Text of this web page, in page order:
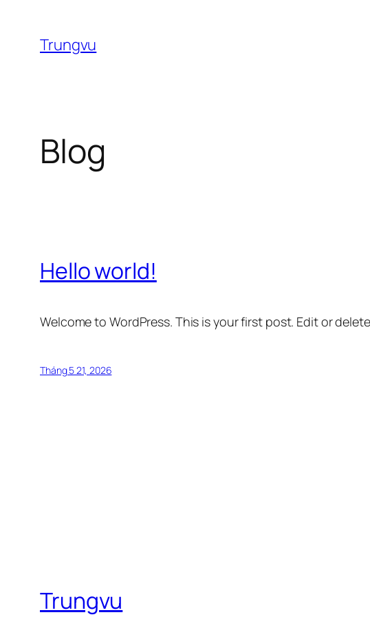
Trungvu
Blog
Hello world!
Welcome to WordPress. This is your first post. Edit or
Tháng 5 21, 2026
Trungvu